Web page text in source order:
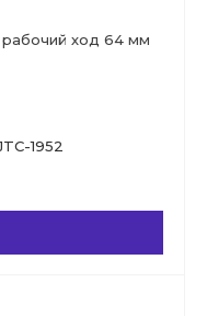
ход 64 мм
1952